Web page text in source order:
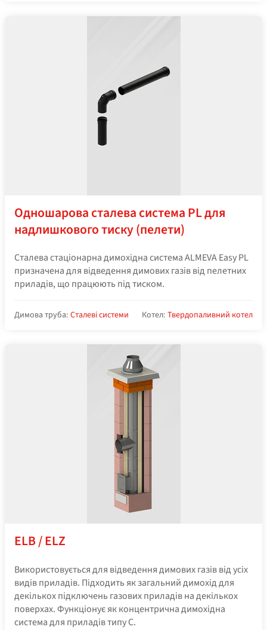
Одношарова сталева система PL для
надлишкового тиску (пелети)
Сталева стаціонарна димохідна система ALMEVA Easy PL
призначена для відведення димових газів від пелетних
приладів, що працюють під тиском.
Димова труба: Сталеві системи Котел: Твердопаливний котел
ELB / ELZ
Використовується для відведення димових газів від усіх
видів приладів. Підходить як загальний димохід для
декількох підключень газових приладів на декількох
поверхах. Функціонує як концентрична димохідна
система для приладів типу С.